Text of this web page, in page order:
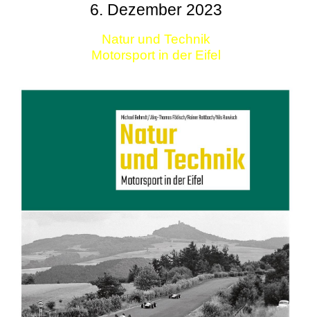
6. Dezember 2023
Natur und Technik
Motorsport in der Eifel